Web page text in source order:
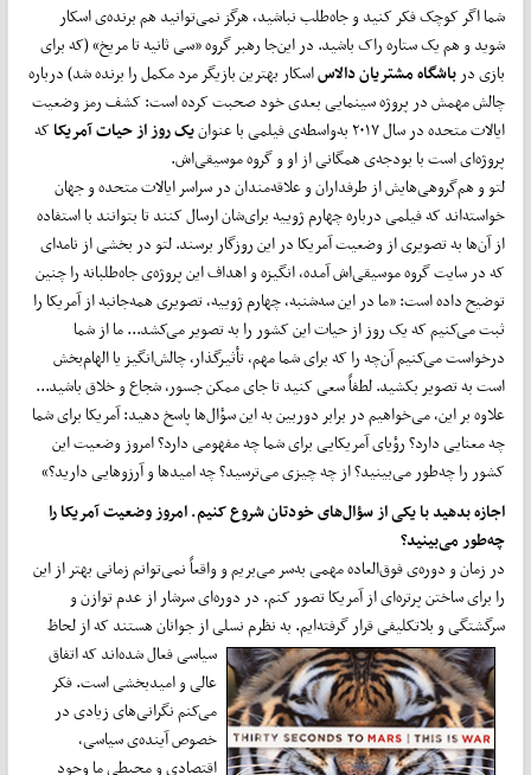
شما اگر کوچک فکر کنید و جاه‌طلب نباشید، هرگز نمی‌توانید هم برنده‌ی اسکار
شوید و هم یک ستاره راک باشید. در این‌جا رهبر گروه «سی ثانیه تا مریخ» (که برای
بازی در باشگاه مشتریان دالاساسکار بهترین بازیگر مرد مکمل را برنده شد) درباره
چالش مهمش در پروژه سینمایی بعدی خود صحبت کرده است: کشف رمز وضعیت
ایالات متحده در سال ۲۰۱۷ به‌واسطه‌ی فیلمی با عنوان
یک روز از حیات آمریکاکه
پروژه‌ای است با بودجه‌ی همگانی از او و گروه موسیقی‌اش.
لتو و هم‌گروهی‌هایش از طرفداران و علاقه‌مندان در سراسر ایالات متحده و جهان
خواسته‌اند که فیلمی درباره چهارم ژوییه برای‌شان ارسال کنند تا بتوانند با استفاده
از آن‌ها به تصویری از وضعیت آمریکا در این روزگار برسند. لتو در بخشی از نامه‌ای
که در سایت گروه موسیقی‌اش آمده، انگیزه و اهداف این پروژه‌ی جاه‌طلبانه را چنین
توضیح داده است: «ما در این سه‌شنبه، چهارم ژوییه، تصویری همه‌جانبه از آمریکا را
ثبت می‌کنیم که یک روز از حیات این کشور را به تصویر می‌کشد... ما از شما
درخواست می‌کنیم آن‌چه را که برای شما مهم، تأثیرگذار، چالش‌انگیز یا الهام‌بخش
است به تصویر بکشید. لطفاً سعی کنید تا جای ممکن جسور، شجاع و خلاق باشید...
علاوه بر این،‌ می‌خواهیم در برابر دوربین به این سؤال‌ها پاسخ دهید: آمریکا برای شما
چه معنایی دارد؟ رؤیای آمریکایی برای شما چه مفهومی دارد؟ امروز وضعیت این
کشور را چه‌طور می‌بینید؟ از چه چیزی می‌ترسید؟ چه امیدها و آرزوهایی دارید؟»
اجازه بدهید با یکی از سؤال‌های خودتان شروع کنیم. امروز وضعیت آمریکا را
چه‌طور می‌بینید؟
در زمان و دوره‌ی فوق‌العاده مهمی به‌سر می‌بریم و واقعاً نمی‌توانم زمانی بهتر از این
را برای ساختن پرتره‌ای از آمریکا تصور کنم. در دوره‌ای سرشار از عدم توازن و
سرگشتگی و بلاتکلیفی قرار گرفته‌ایم. به نظرم نسلی از جوانان هستند که از لحاظ
سیاسیفعال شده‌اند که اتفاق
عالی و امید‌بخشی است. فکر
می‌کنم نگرانی‌های زیادی در
خصوص آینده‌ی سیاسی،
اقتصادی و محیطی ما وجود